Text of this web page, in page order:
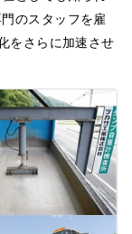
のスタッフを雇
をさらに加速させ